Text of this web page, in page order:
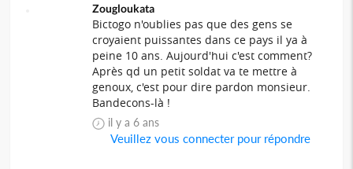
Zougloukata
Bictogo n'oublies pas que des gens se
croyaient puissantes dans ce pays il ya à
peine 10 ans. Aujourd'hui c'est comment?
Après qd un petit soldat va te mettre à
genoux, c'est pour dire pardon monsieur.
Bandecons-là !
il y a 6 ans
Veuillez vous connecter pour répondre